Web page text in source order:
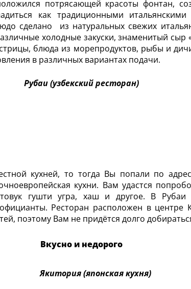
потрясающей красоты фонтан,
как традиционными
сделано из натуральных свежих
холодные закуски, знаменитый
блюда из морепродуктов, рыбы и
в различных вариантах подачи.
Рубаи (узбекский ресторан)
кухней, то тогда Вы попали по
кухни. Вам удастся
гушти угра, хаш и другое. В Рубаи
Ресторан расположен в центре
поэтому Вам не придётся долго
Вкусно и недорого
Якитория (японская кухня)